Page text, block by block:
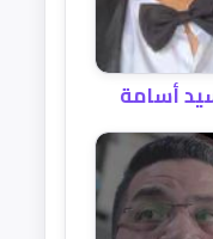
أسامة